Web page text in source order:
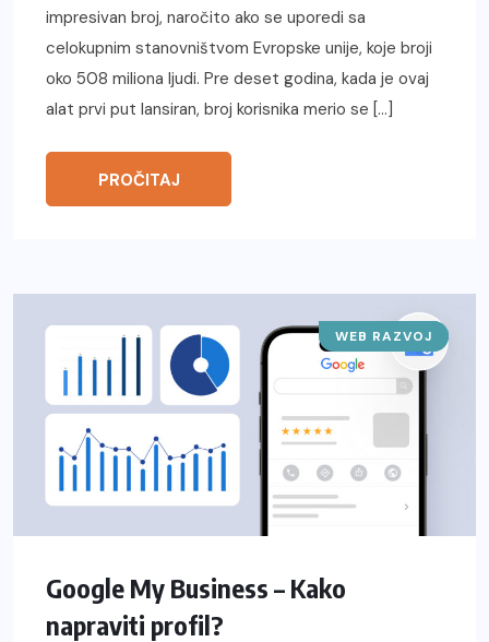
impresivan broj, naročito ako se uporedi sa
celokupnim stanovništvom Evropske unije, koje broji
oko 508 miliona ljudi. Pre deset godina, kada je ovaj
alat prvi put lansiran, broj korisnika merio se […]
PROČITAJ
SAJTOVI
WEB RAZVOJ
Google My Business – Kako
napraviti profil?